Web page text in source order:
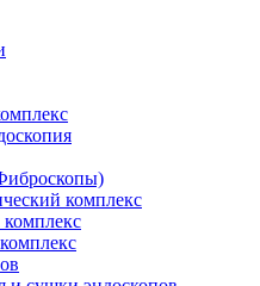
комплекс
комплекс